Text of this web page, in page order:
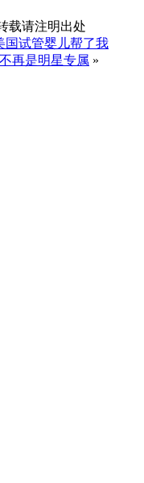
载请注明出处
国试管婴儿帮了我
再是明星专属 »